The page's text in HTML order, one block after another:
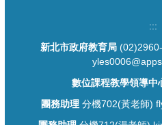
:::
新北市政府教育局
數位課程教學領導中
團務助理分機702(黃老師)